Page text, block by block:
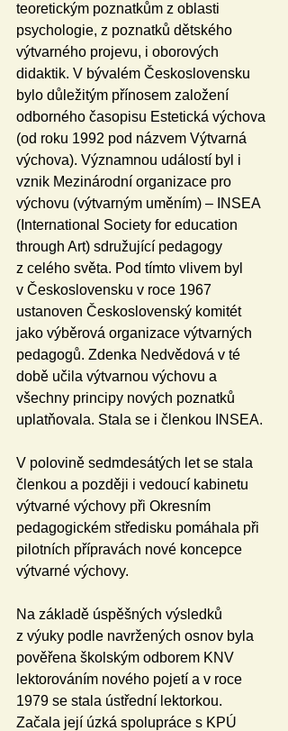
teoretickým poznatkům z oblasti
psychologie, z poznatků dětského
výtvarného projevu, i oborových
didaktik. V bývalém Československu
bylo důležitým přínosem založení
odborného časopisu Estetická výchova
(od roku 1992 pod názvem Výtvarná
výchova). Významnou událostí byl i
vznik Mezinárodní organizace pro
výchovu (výtvarným uměním) – INSEA
(International Society for education
through Art) sdružující pedagogy
z celého světa. Pod tímto vlivem byl
v Československu v roce 1967
ustanoven Československý komitét
jako výběrová organizace výtvarných
pedagogů. Zdenka Nedvědová v té
době učila výtvarnou výchovu a
všechny principy nových poznatků
uplatňovala. Stala se i členkou INSEA.
V polovině sedmdesátých let se stala
členkou a později i vedoucí kabinetu
výtvarné výchovy při Okresním
pedagogickém středisku pomáhala při
pilotních přípravách nové koncepce
výtvarné výchovy.
Na základě úspěšných výsledků
z výuky podle navržených osnov byla
pověřena školským odborem KNV
lektorováním nového pojetí a v roce
1979 se stala ústřední lektorkou.
Začala její úzká spolupráce s KPÚ